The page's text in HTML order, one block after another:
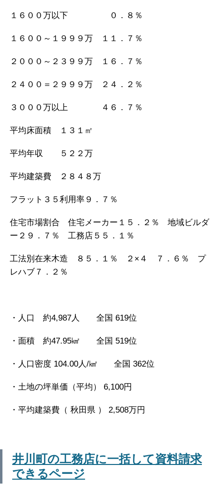
１６００万以下 ０．８％
１６００～１９９９万 １１．７％
２０００～２３９９万 １６．７％
２４００＝２９９９万 ２４．２％
３０００万以上 ４６．７％
平均床面積 １３１㎡
平均年収 ５２２万
平均建築費 ２８４８万
フラット３５利用率９．７％
住宅市場割合 住宅メーカー１５．２％ 地域ビルダ
ー２９．７％ 工務店５５．１％
工法別在来木造 ８５．１％ ２×４ ７．６％ プ
レハブ７．２％
・人口 約4,987人 全国 619位
・面積 約47.95㎢ 全国 519位
・人口密度 104.00人/㎢ 全国 362位
・土地の坪単価（平均） 6,100円
・平均建築費（ 秋田県 ） 2,508万円
井川町の工務店に一括して資料請求
できるページ